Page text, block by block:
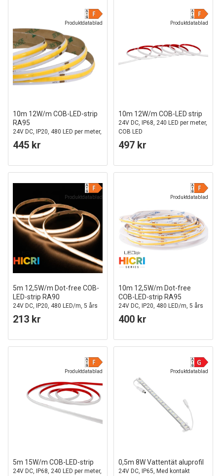
Produktdatablad
10m 12W/m COB-LED-strip
RA95
24V DC, IP20, 480 LED per meter,
COB LED
445 kr
Produktdatablad
10m 12W/m COB-LED strip
24V DC, IP68, 240 LED per meter,
COB LED
497 kr
Produktdatablad
5m 12,5W/m Dot-free COB-
LED-strip RA90
24V DC, IP20, 480 LED/m, 5 års
garanti
213 kr
Produktdatablad
10m 12,5W/m Dot-free
COB-LED-strip RA95
24V DC, IP20, 480 LED/m, 5 års
garanti
400 kr
Produktdatablad
5m 15W/m COB-LED-strip
24V DC, IP68, 240 LED per meter,
Produktdatablad
0,5m 8W Vattentät aluprofil
24V DC, IP65, Med kontakt